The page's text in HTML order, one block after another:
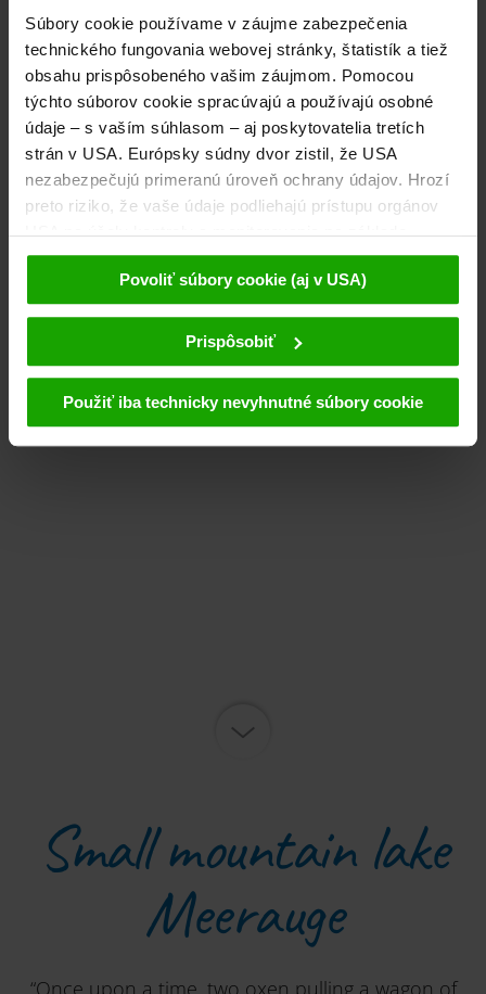
Súbory cookie používame v záujme zabezpečenia
technického fungovania webovej stránky, štatistík a tiež
obsahu prispôsobeného vašim záujmom. Pomocou
týchto súborov cookie spracúvajú a používajú osobné
údaje – s vaším súhlasom – aj poskytovatelia tretích
strán v USA. Európsky súdny dvor zistil, že USA
nezabezpečujú primeranú úroveň ochrany údajov. Hrozí
preto riziko, že vaše údaje podliehajú prístupu orgánov
USA na účely kontroly a monitorovania na základe
príslušných opatrení voči poskytovateľom tretích strán
(napr. Google, Meta) a že proti tomu nie sú k dispozícii
žiadne účinné opravné prostriedky. Kliknutím na
možnosť „Povoliť súbory cookie“ súhlasíte s tým, že
súbory cookie smieme používať my a poskytovatelia
výhradne v pseudonymizovanej forme. Ďalšie
Povoliť súbory cookie (aj v USA)
Prispôsobiť
Použiť iba technicky nevyhnutné súbory cookie
Small mountain lake
Meerauge
“Once upon a time, two oxen pulling a wagon of